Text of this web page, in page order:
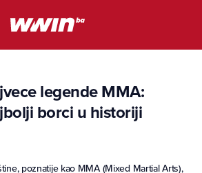
legende MMA:
borci u historiji
poznatije kao MMA (Mixed Martial Arts),